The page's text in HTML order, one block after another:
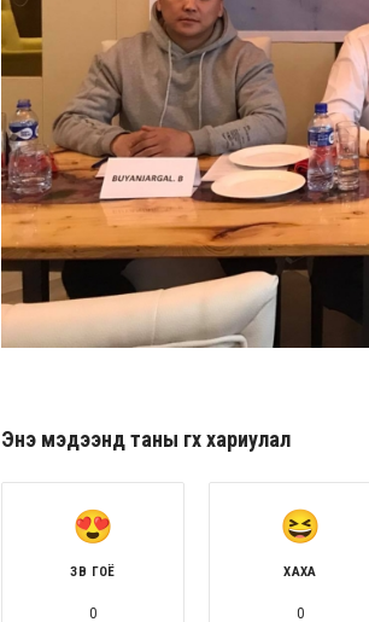
Энэ мэдээнд таны өгөх хариулал
ЗӨВ ГОЁ
0
ХАХА
0